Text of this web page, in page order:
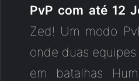
PvP com até 12
Zed! Um modo
onde duas
em batalhas